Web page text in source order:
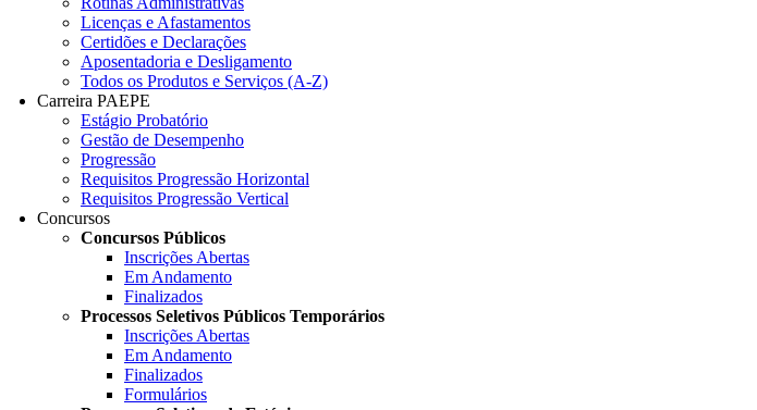
Licenças e Afastamentos
Certidões e Declarações
Aposentadoria e Desligamento
Todos os Produtos e Serviços (A-Z)
Carreira PAEPE
Estágio Probatório
Gestão de Desempenho
Progressão
Requisitos Progressão Horizontal
Requisitos Progressão Vertical
Concursos
Concursos Públicos
Inscrições Abertas
Em Andamento
Finalizados
Processos Seletivos Públicos Temporários
Inscrições Abertas
Em Andamento
Finalizados
Formulários